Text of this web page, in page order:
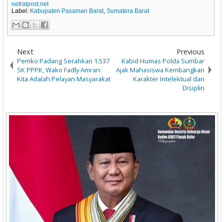
netralpost.net
Label: Kabupaten Pasaman Barat,Sumatera Barat
Next
Pemko Padang Serahkan 1.537
SK PPPK, Wako Fadly Amran:
Kita Adalah Pelayan Masyarakat
Previous
Kabid Humas Polda Sumbar
Ajak Mahasiswa Kembangkan
Karakter Intelektual dan
Disiplin